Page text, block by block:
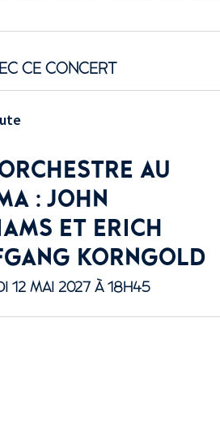
CE CONCERT
AU
: JOHN
ET ERICH
KORNGOLD
12 MAI 2027 À 18H45